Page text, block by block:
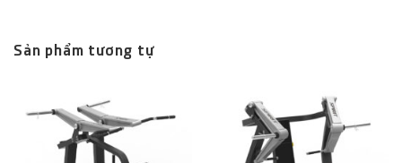
Sản phẩm tương tự